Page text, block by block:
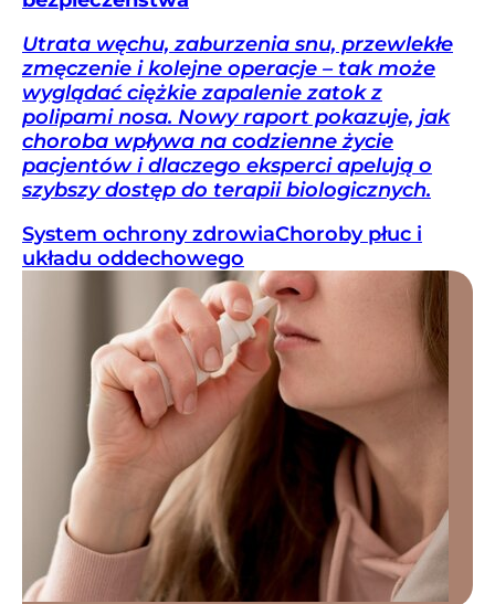
Utrata węchu, zaburzenia snu, przewlekłe
zmęczenie i kolejne operacje – tak może
wyglądać ciężkie zapalenie zatok z
polipami nosa. Nowy raport pokazuje, jak
choroba wpływa na codzienne życie
pacjentów i dlaczego eksperci apelują o
szybszy dostęp do terapii biologicznych.
System ochrony zdrowiaChoroby płuc i
układu oddechowego